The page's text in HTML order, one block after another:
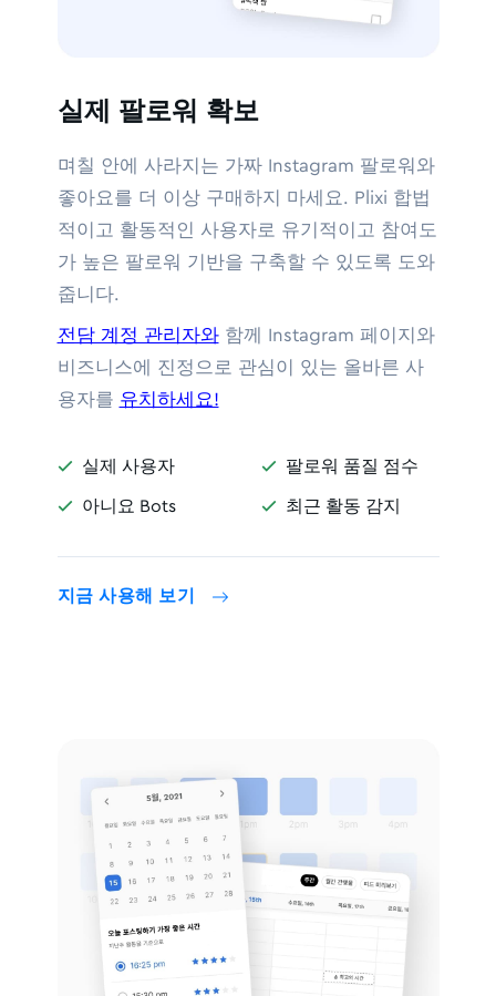
실제 팔로워 확보
며칠 안에 사라지는 가짜 Instagram 팔로워와
좋아요를 더 이상 구매하지 마세요. Plixi 합법
적이고 활동적인 사용자로 유기적이고 참여도
가 높은 팔로워 기반을 구축할 수 있도록 도와
줍니다.
전담 계정 관리자와함께 Instagram 페이지와
비즈니스에 진정으로 관심이 있는 올바른 사
용자를 유치하세요!
 실제 사용자
 아니요 Bots
 팔로워 품질 점수
 최근 활동 감지
지금 사용해 보기